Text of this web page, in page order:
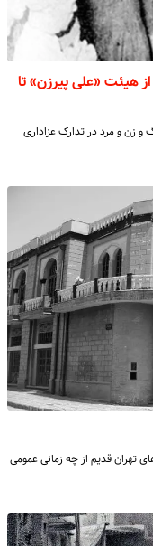
هیئت «علی پیرزن» تا
و زن و مرد در تدارک عزاداری
تهران قدیم از چه زمانی عمومی‌